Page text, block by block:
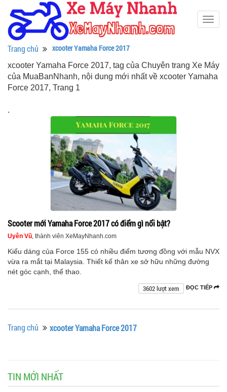
Trang chủ xcooter Yamaha Force 2017
xcooter Yamaha Force 2017, tag của Chuyên trang Xe Máy
của MuaBanNhanh, nội dung mới nhất về xcooter Yamaha
Force 2017, Trang 1
.
Scooter mới Yamaha Force 2017 có điểm gì nổi bật?
Uyên Vũ, thành viên XeMayNhanh.com
Kiểu dáng của Force 155 có nhiều điểm tương đồng với mẫu NVX
vừa ra mắt tại Malaysia. Thiết kế thân xe sở hữu những đường
nét góc cạnh, thể thao.
ĐỌC TIẾP
3602 lượt xem
Trang chủ xcooter Yamaha Force 2017
TIN MỚI NHẤT